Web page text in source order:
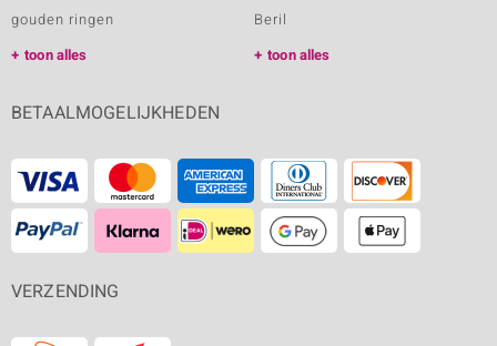
gouden ringen
toon alles
Beril
toon alles
BETAALMOGELIJKHEDEN
VERZENDING